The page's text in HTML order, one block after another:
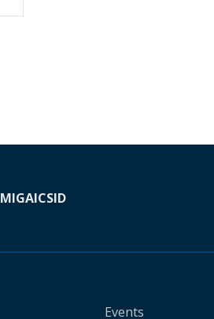
MIGAICSID
Events